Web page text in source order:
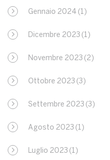
Gennaio 2024 (1)
Dicembre 2023 (1)
Novembre 2023 (2)
Ottobre 2023 (3)
Settembre 2023 (3)
Agosto 2023 (1)
Luglio 2023 (1)